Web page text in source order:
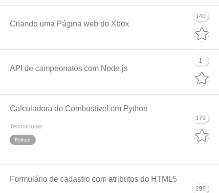
140
Criando uma Página web do Xbox
1
API de campeonatos com Node.js
179
Calculadora de Combustível em Python
Tecnologias:
Python
298
Formulário de cadastro com atributos do HTML5